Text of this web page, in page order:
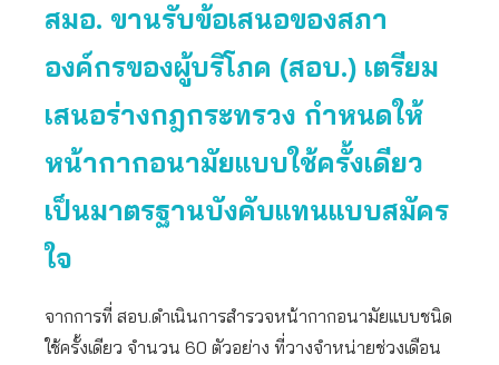
สมอ. ขานรับข้อเสนอของสภา
องค์กรของผู้บริโภค (สอบ.) เตรียม
เสนอร่างกฎกระทรวง กำหนดให้
หน้ากากอนามัยแบบใช้ครั้งเดียว
เป็นมาตรฐานบังคับแทนแบบสมัคร
ใจ
จากการที่ สอบ.ดำเนินการสำรวจหน้ากากอนามัยแบบชนิด
ใช้ครั้งเดียว จำนวน 60 ตัวอย่าง ที่วางจำหน่ายช่วงเดือน